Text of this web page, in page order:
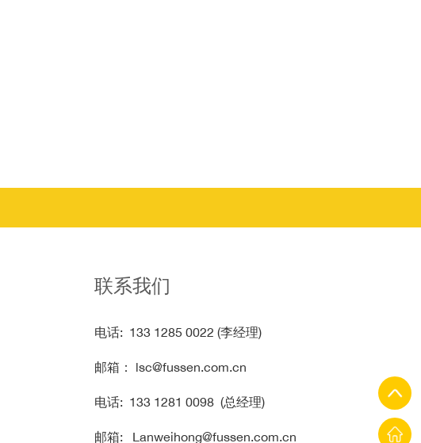
联系我们
电话: 133 1285 0022 (李经理)
邮箱： lsc@fussen.com.cn
电话: 133 1281 0098 (总经理)
邮箱: Lanweihong@fussen.com.cn